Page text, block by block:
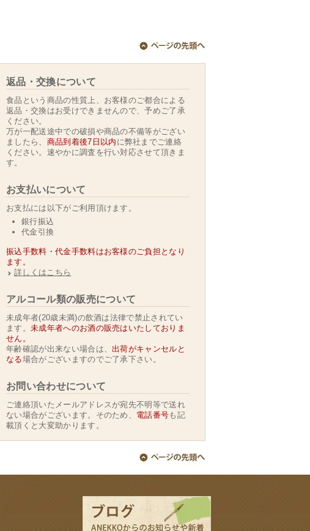
返品・交換について
食品という商品の性質上、お客様のご都合による
返品・交換はお受けできませんので、予めご了承
ください。
万が一配送途中での破損や商品の不備等がござい
ましたら、 商品到着後7日以内 に弊社までご連絡
ください。速やかに調査を行い対応させて頂きま
す。
お支払いについて
お支払には以下がご利用頂けます。
銀行振込
代金引換
振込手数料・代金手数料はお客様のご負担となり
ます。
詳しくはこちら
アルコール類の販売について
未成年者(20歳未満)の飲酒は法律で禁止されてい
ます。 未成年者へのお酒の販売はいたしておりま
せん。
年齢確認が出来ない場合は、出荷がキャンセルと
なる場合がございますのでご了承下さい。
お問い合わせについて
ご連絡頂いたメールアドレスが宛先不明等で送れ
ない場合がございます。そのため、 電話番号も記
載頂くと大変助かります。